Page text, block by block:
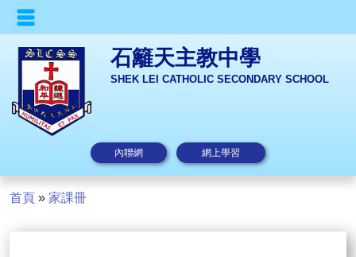
石籬天主教中學
SHEK LEI CATHOLIC SECONDARY SCHOOL
內聯網 網上學習
首頁 » 家課冊